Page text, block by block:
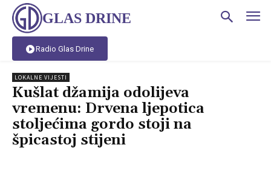
GLAS DRINE
Radio Glas Drine
LOKALNE VIJESTI
Kušlat džamija odolijeva
vremenu: Drvena ljepotica
stoljećima gordo stoji na
špicastoj stijeni